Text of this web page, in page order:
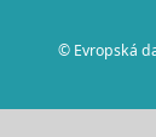
© Evropská